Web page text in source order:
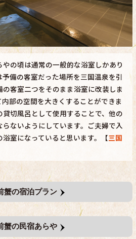
やの頃は通常の一般的な浴室しかあり
備の客室だった場所を三国温泉を引
客室二つをそのまま浴室に改装しま
部の空間を大きくすることができま
切風呂として使用することで、他の
ないようにしています。ご夫婦で入
室になっていると思います。【三国
蟹の宿泊プラン
蟹の民宿あらや